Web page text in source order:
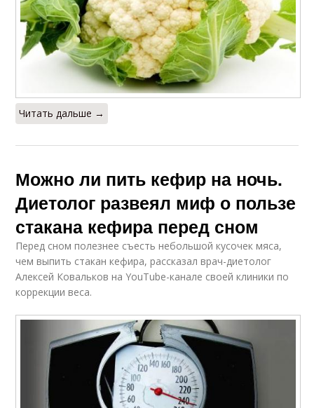
Читать дальше →
Можно ли пить кефир на ночь.
Диетолог развеял миф о пользе
стакана кефира перед сном
Перед сном полезнее съесть небольшой кусочек мяса,
чем выпить стакан кефира, рассказал врач-диетолог
Алексей Ковальков на YouTube-канале своей клиники по
коррекции веса.